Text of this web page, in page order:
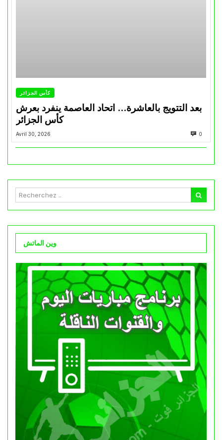
كأس الجزائر
بعد التتويج بالعاشرة… اتحاد العاصمة ينفرد بعرش
كأس الجزائر
Avril 30, 2026 0
وين الماتش